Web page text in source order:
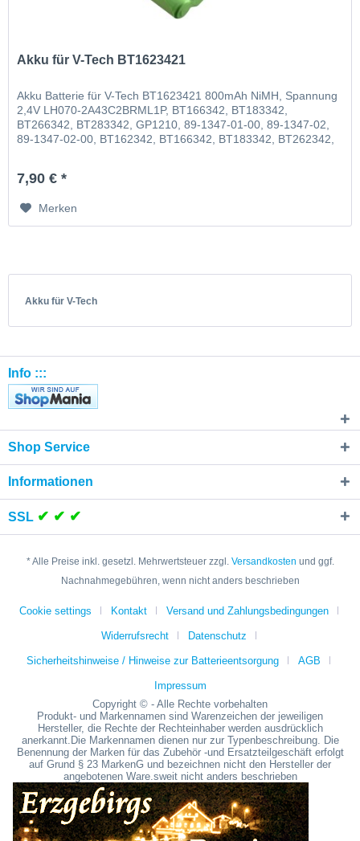
Akku für V-Tech BT1623421
Akku Batterie für V-Tech BT1623421 800mAh NiMH, Spannung
2,4V LH070-2A43C2BRML1P, BT166342, BT183342,
BT266342, BT283342, GP1210, 89-1347-01-00, 89-1347-02,
89-1347-02-00, BT162342, BT166342, BT183342, BT262342,
7,90 € *
Merken
Akku für V-Tech
Info :::
Shop Service
Informationen
SSL ✔ ✔ ✔
* Alle Preise inkl. gesetzl. Mehrwertsteuer zzgl. Versandkosten und ggf.
Nachnahmegebühren, wenn nicht anders beschrieben
Cookie settings Kontakt Versand und Zahlungsbedingungen
Widerrufsrecht Datenschutz
Sicherheitshinweise / Hinweise zur Batterieentsorgung AGB
Impressum
Copyright © - Alle Rechte vorbehalten
Produkt- und Markennamen sind Warenzeichen der jeweiligen
Hersteller, die Rechte der Rechteinhaber werden ausdrücklich
anerkannt.Die Markennamen dienen nur zur Typenbeschreibung. Die
Benennung der Marken für das Zubehör -und Ersatzteilgeschäft erfolgt
auf Grund § 23 MarkenG und bezeichnen nicht den Hersteller der
angebotenen Ware.sweit nicht anders beschrieben